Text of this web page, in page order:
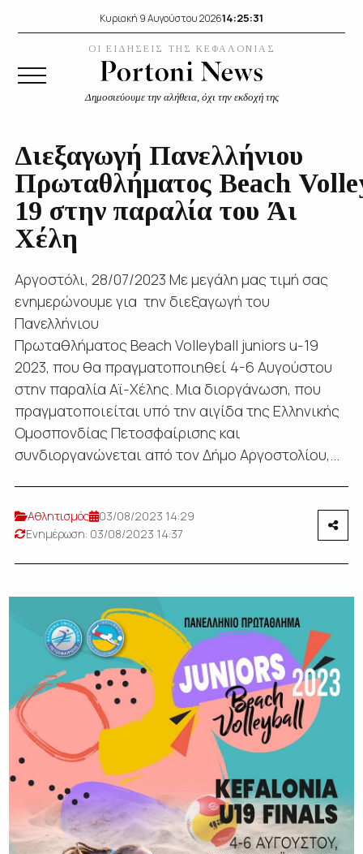
Κυριακή 9 Αυγούστου 202614:25:32
ΟΙ ΕΙΔΗΣΕΙΣ ΤΗΣ ΚΕΦΑΛΟΝΙΑΣ
Δημοσιεύουμε την αλήθεια, όχι την εκδοχή της
Διεξαγωγή Πανελλήνιου
Πρωταθλήματος Beach
19 στην παραλία του Άι
Χέλη
Αργοστόλι, 28/07/2023 Με μεγάλη μας τιμή σας
ενημερώνουμε για την διεξαγωγή του
Πανελλήνιου
Πρωταθλήματος Beach Volleyball juniors u-19
2023, που θα πραγματοποιηθεί 4-6 Αυγούστου
στην παραλία Αϊ-Χέλης. Μια διοργάνωση, που
πραγματοποιείται υπό την αιγίδα της Ελληνικής
Ομοσπονδίας Πετοσφαίρισης και
συνδιοργανώνεται από τον Δήμο Αργοστολίου,...
Αθλητισμός
03/08/2023 14:29
Ενημέρωση: 03/08/2023 14:37